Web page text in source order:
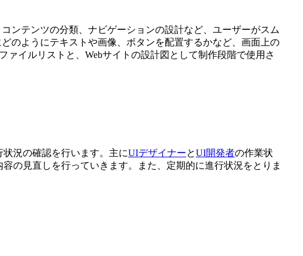
ンテンツの分類、ナビゲーションの設計など、ユーザーがスム
のようにテキストや画像、ボタンを配置するかなど、画面上の
イルリストと、Webサイトの設計図として制作段階で使用さ
況の確認を行います。主にUIデザイナーとUI開発者の作業状
の見直しを行っていきます。また、定期的に進行状況をとりま